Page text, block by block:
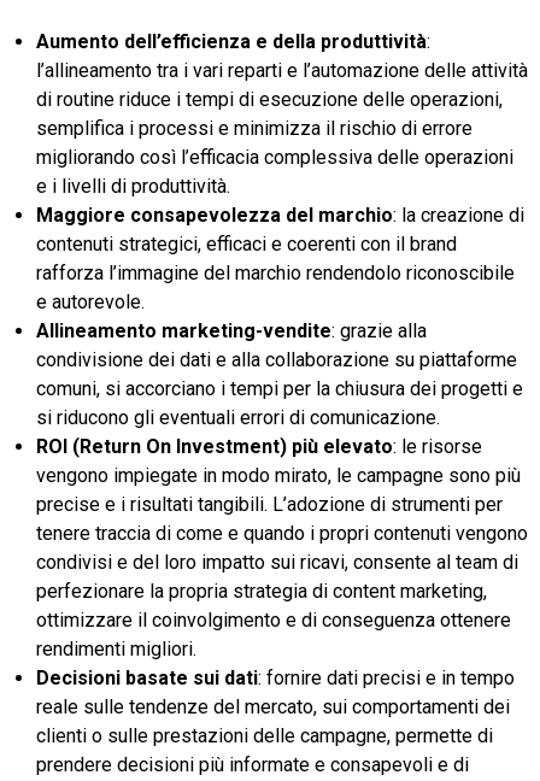
Aumento dell’efficienza e della produttività:
l’allineamento tra i vari reparti e l’automazione delle attività
di routine riduce i tempi di esecuzione delle operazioni,
semplifica i processi e minimizza il rischio di errore
migliorando così l’efficacia complessiva delle operazioni
e i livelli di produttività.
Maggiore consapevolezza del marchio: la creazione di
contenuti strategici, efficaci e coerenti con il brand
rafforza l’immagine del marchio rendendolo riconoscibile
e autorevole.
Allineamento marketing-vendite: grazie alla
condivisione dei dati e alla collaborazione su piattaforme
comuni, si accorciano i tempi per la chiusura dei progetti e
si riducono gli eventuali errori di comunicazione.
ROI (Return On Investment) più elevato: le risorse
vengono impiegate in modo mirato, le campagne sono più
precise e i risultati tangibili. L’adozione di strumenti per
tenere traccia di come e quando i propri contenuti vengono
condivisi e del loro impatto sui ricavi, consente al team di
perfezionare la propria strategia di content marketing,
ottimizzare il coinvolgimento e di conseguenza ottenere
rendimenti migliori.
Decisioni basate sui dati: fornire dati precisi e in tempo
reale sulle tendenze del mercato, sui comportamenti dei
clienti o sulle prestazioni delle campagne, permette di
prendere decisioni più informate e consapevoli e di